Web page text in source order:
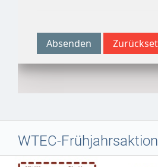
WTEC-Frühjahrsaktion